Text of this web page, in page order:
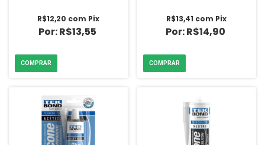
R$13,55
R$12,20 com Pix
R$14,90
R$13,41 com Pix